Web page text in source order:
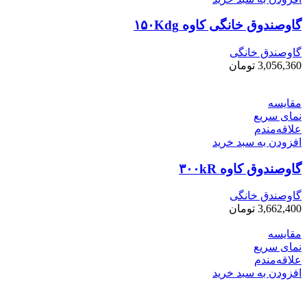
گاوصندوق خانگی کاوه ۱۵۰Kdg
گاوصندق خانگی
3,056,360 تومان
مقایسه
نمای سریع
علاقه‌مندم
افزودن به سبد خرید
گاوصندوق کاوه ۳۰۰kR
گاوصندق خانگی
3,662,400 تومان
مقایسه
نمای سریع
علاقه‌مندم
افزودن به سبد خرید